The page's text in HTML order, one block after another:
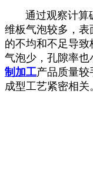
通过观察计算
维板气泡较多，表
的不均和不足导
气泡少，孔隙率
制加工产品质量较
成型工艺紧密相关